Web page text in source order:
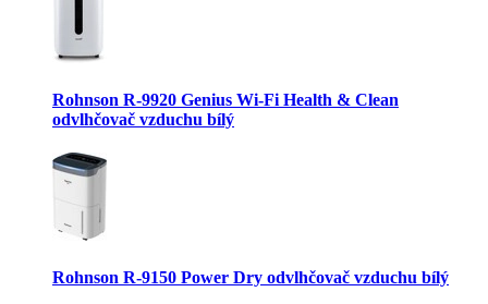
Rohnson R-9920 Genius Wi-Fi Health & Clean
odvlhčovač vzduchu bílý
Rohnson R-9150 Power Dry odvlhčovač vzduchu bílý